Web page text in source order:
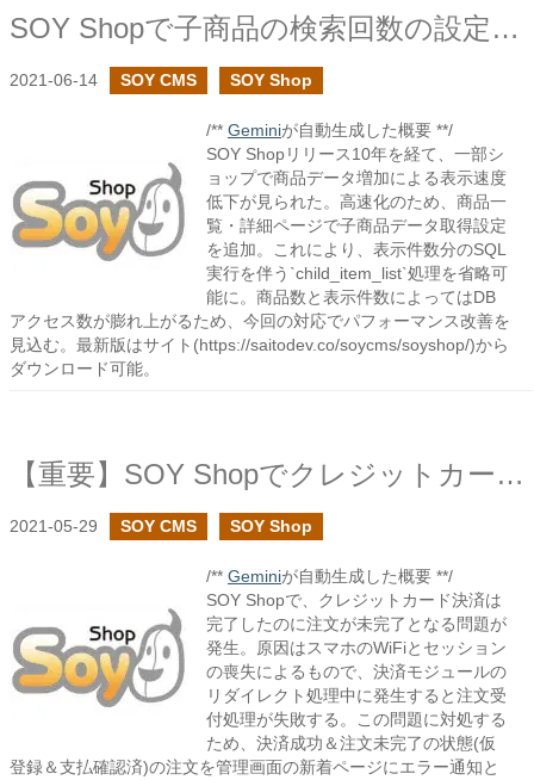
SOY Shopで子商品の検索回数の設定で高速化
2021-06-14 SOY CMS SOY Shop
/** Geminiが自動生成した概要 **/
SOY Shopリリース10年を経て、一部シ
ョップで商品データ増加による表示速度
低下が見られた。高速化のため、商品一
覧・詳細ページで子商品データ取得設定
を追加。これにより、表示件数分のSQL
実行を伴う`child_item_list`処理を省略可
能に。商品数と表示件数によってはDB
アクセス数が膨れ上がるため、今回の対応でパフォーマンス改善を
見込む。最新版はサイト(https://saitodev.co/soycms/soyshop/)から
ダウンロード可能。
【重要】SOY Shopでクレジットカード支払いが正常に終了しなかった注文を通知する機能を追加しました
2021-05-29 SOY CMS SOY Shop
/** Geminiが自動生成した概要 **/
SOY Shopで、クレジットカード決済は
完了したのに注文が未完了となる問題が
発生。原因はスマホのWiFiとセッション
の喪失によるもので、決済モジュールの
リダイレクト処理中に発生すると注文受
付処理が失敗する。この問題に対処する
ため、決済成功＆注文未完了の状態(仮
登録＆支払確認済)の注文を管理画面の新着ページにエラー通知と